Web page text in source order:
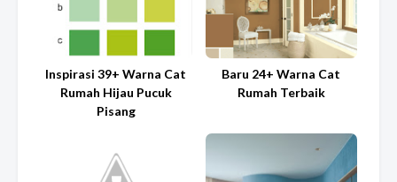
Inspirasi 39+ Warna Cat
Rumah Hijau Pucuk
Pisang
Baru 24+ Warna Cat
Rumah Terbaik